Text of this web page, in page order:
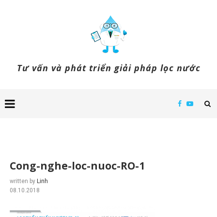
Tư vấn và phát triển giải pháp lọc nước
Cong-nghe-loc-nuoc-RO-1
written by Linh
08.10.2018